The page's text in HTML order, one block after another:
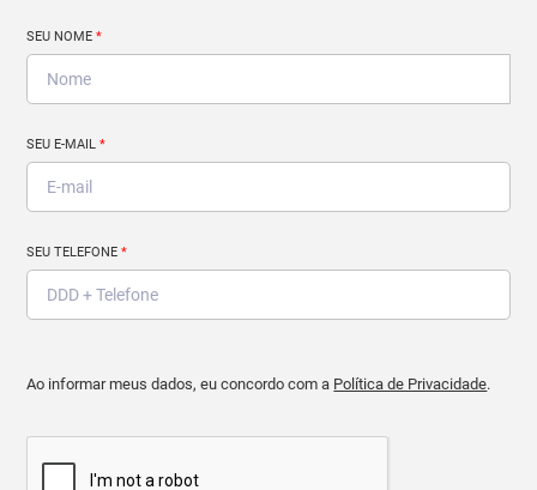
SEU NOME*
SEU E-MAIL*
SEU TELEFONE*
Ao informar meus dados, eu concordo com a Política de Privacidade.